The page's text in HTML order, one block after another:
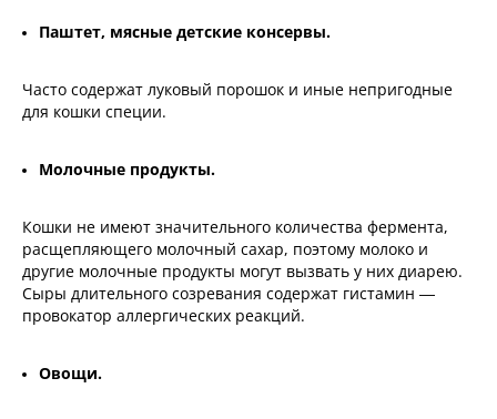
Паштет, мясные детские консервы.
Часто содержат луковый порошок и иные непригодные
для кошки специи.
Молочные продукты.
Кошки не имеют значительного количества фермента,
расщепляющего молочный сахар, поэтому молоко и
другие молочные продукты могут вызвать у них диарею.
Сыры длительного созревания содержат гистамин —
провокатор аллергических реакций.
Овощи.